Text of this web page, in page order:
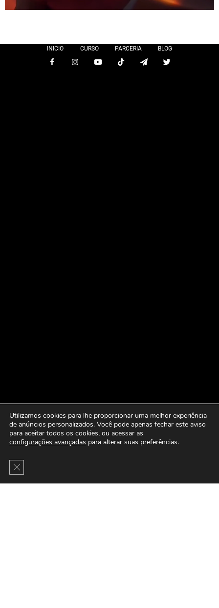
INICIO CURSO PARCERIA BLOG
Utilizamos cookies para lhe proporcionar uma melhor experiência
de anúncios personalizados. Você pode apenas fechar este aviso
para aceitar todos os cookies, ou acessar as
configurações avançadas para alterar suas preferências.
Close GDPR Cookie Banner